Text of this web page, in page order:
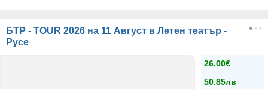
БТР - TOUR 2026 на 11 Август в Летен театър -
Русе
26.00€
50.85лв